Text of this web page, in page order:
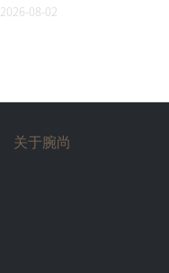
2026-08-02
关于腕尚